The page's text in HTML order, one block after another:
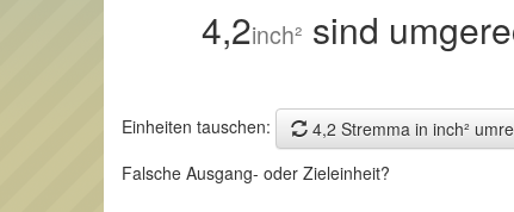
4,2inch² sind
Einheiten tauschen:
4,2 Stremma in inch²
Falsche Ausgang- oder Zieleinheit?